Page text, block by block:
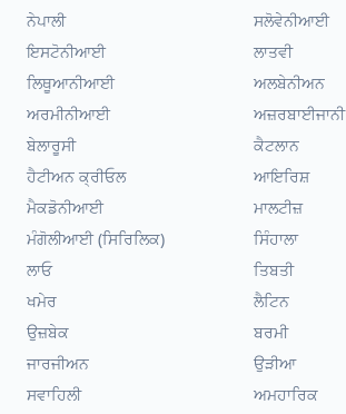
ਨੇਪਾਲੀ
ਸਲੋਵੇਨੀਆਈ
ਇਸਟੋਨੀਆਈ
ਲਾਤਵੀ
ਲਿਥੂਆਨੀਆਈ
ਅਲਬੇਨੀਅਨ
ਅਰਮੀਨੀਆਈ
ਅਜ਼ਰਬਾਈਜਾਨੀ
ਬੇਲਾਰੂਸੀ
ਕੈਟਲਾਨ
ਹੈਟੀਅਨ ਕ੍ਰੀਓਲ
ਆਇਰਿਸ਼
ਮੈਕਡੋਨੀਆਈ
ਮਾਲਟੀਜ਼
ਮੰਗੋਲੀਆਈ (ਸਿਰਿਲਿਕ)
ਸਿੰਹਾਲਾ
ਲਾਓ
ਤਿਬਤੀ
ਖਮੇਰ
ਲੈਟਿਨ
ਉਜ਼ਬੇਕ
ਬਰਮੀ
ਜਾਰਜੀਅਨ
ਉੜੀਆ
ਸਵਾਹਿਲੀ
ਅਮਹਾਰਿਕ